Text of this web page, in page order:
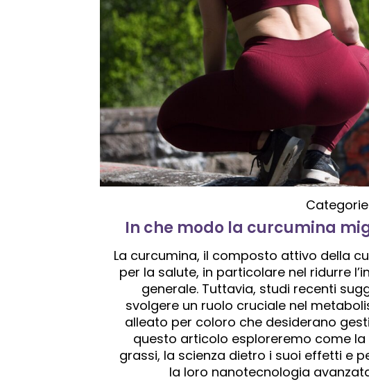
Categorie
In che modo la curcumina
La curcumina, il composto attivo della
per la salute, in particolare nel ridurre
generale. Tuttavia, studi recenti
svolgere un ruolo cruciale nel
alleato per coloro che desiderano
questo articolo esploreremo come
grassi, la scienza dietro i suoi effetti e
la loro nanotecnologia